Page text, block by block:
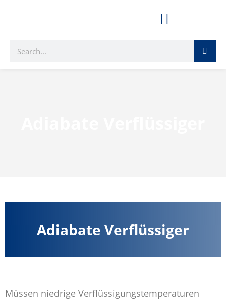
Adiabate Verflüssiger
Müssen niedrige Verflüssigungstemperaturen